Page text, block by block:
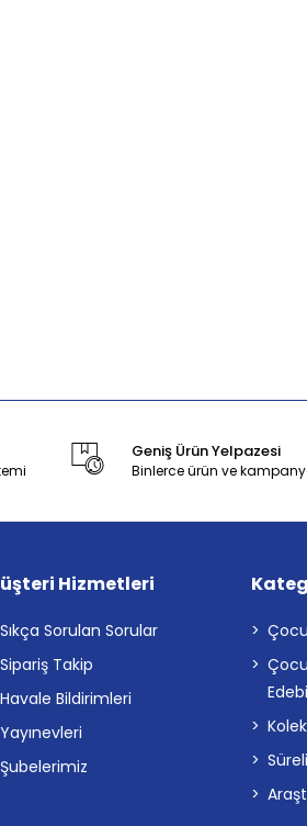
Geniş Ürün Yelpazesi
Binlerce ürün ve
Hizmetleri
Sıkça Sorulan Sorular
Sipariş Takip
Havale Bildirimleri
Yayınevleri
Şubelerimiz